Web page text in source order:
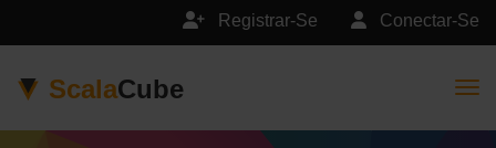
Conectar-Se
Registrar-Se
ScalaCube